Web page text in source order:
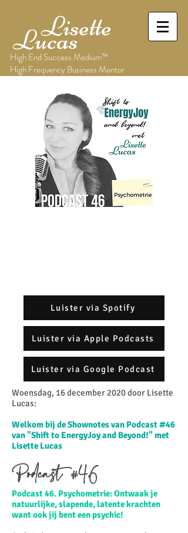
Lisette
Lucas
High End Success Medium™
High Frequency Business Mentor
Luister via Spotify
Luister via Apple Podcasts
Luister via Google Podcast
Woensdag, 16 december 2020 door Lisette
Lucas:​
Welkom bij de Shownotes van Podcast #46
van "Shift to EnergyJoy and Beyond!" met
Lisette Lucas
Podcast #46
Podcast 46. Psychometrie: Ontwaak je
natuurlijke, slapende, latente krachten
want ook jij bent een psychic!